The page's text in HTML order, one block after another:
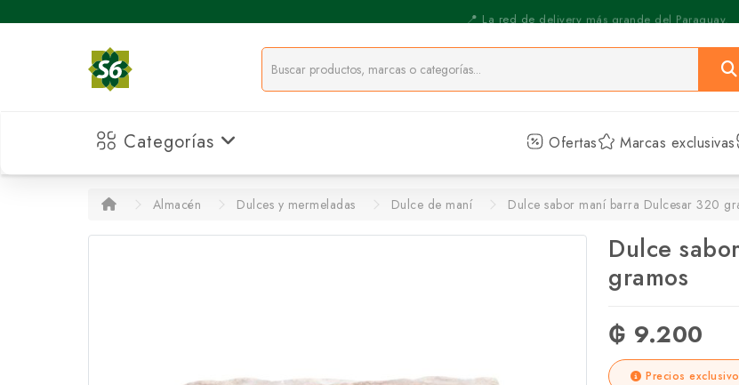
⚡️ Pickup Express - Retirás en 30 min.
Categorías Ofertas Marcas exclusivas
Almacén Dulces y mermeladas Dulce de maní Dulce sabor maní barra Dulcesar 320
Dulce
gramos
₲ 9.200
Precios